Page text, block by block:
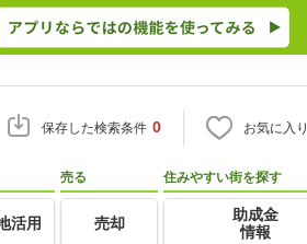
保存した検索条件 0 お気に入り
活用
売る
売却
住みやすい街を探す
助成金
情報